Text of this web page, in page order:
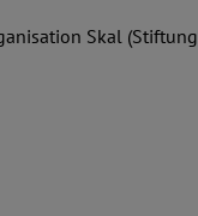
Skal